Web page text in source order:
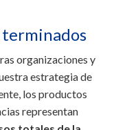
organizaciones y
estrategia de
los productos
representan